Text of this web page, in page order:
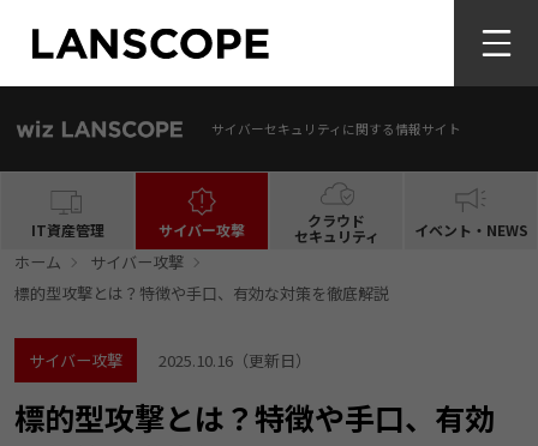
サイバーセキュリティに関する情報サイト
IT資産管理 サイバー攻撃 クラウド
セキュリティ イベント・NEWS
ホーム
サイバー攻撃
​標的型攻撃とは？特徴や手口、有効な対策を徹底解説
サイバー攻撃 2025.10.16（更新日）
​標的型攻撃とは？特徴や手口、有効